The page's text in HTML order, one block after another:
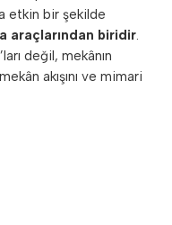
etkin bir şekilde
araçlarından biridir
değil, mekânın
akışını ve mimari